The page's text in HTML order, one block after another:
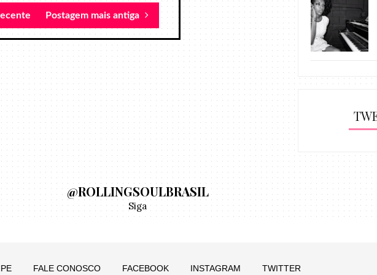
Postagem mais antiga
@ROLLINGSOULBRASIL
Siga
FALE CONOSCO FACEBOOK INSTAGRAM TWITTER